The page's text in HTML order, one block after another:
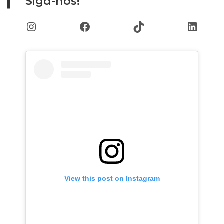
InstagramFacebook TikTok
View this post on Instagram